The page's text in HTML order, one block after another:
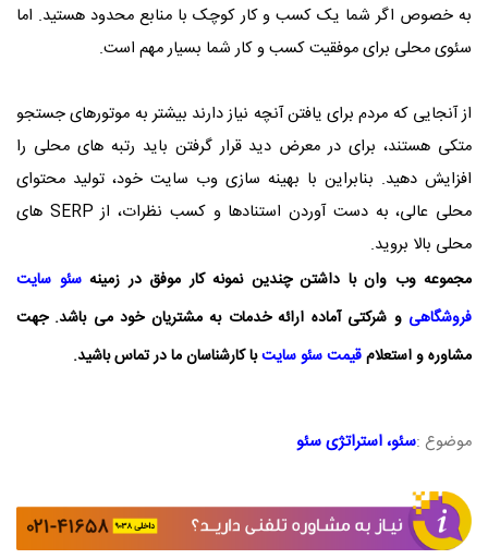
به خصوص اگر شما یک کسب و کار کوچک با منابع محدود هستید. اما
سئوی محلی برای موفقیت کسب و کار شما بسیار مهم است.
از آنجایی که مردم برای یافتن آنچه نیاز دارند بیشتر به موتورهای جستجو
متکی هستند، برای در معرض دید قرار گرفتن باید رتبه های محلی را
افزایش دهید. بنابراین با بهینه سازی وب سایت خود، تولید محتوای
محلی عالی، به دست آوردن استنادها و کسب نظرات، از SERP های
محلی بالا بروید.
مجموعهوب وان با داشتن چندین نمونه کار موفق در زمینهسئو سایت
فروشگاهی و شرکتی آماده ارائه خدمات به مشتریان خود می باشد. جهت
مشاوره و استعلامقیمت سئو سایتبا کارشناسان ما در تماس باشید.
موضوع :سئو،استراتژی سئو